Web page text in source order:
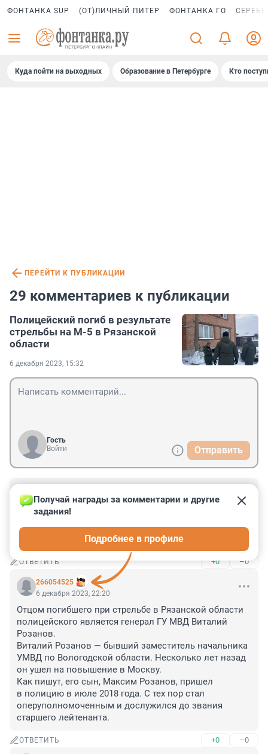
ФОНТАНКА SUP (ОТ)ЛИЧНЫЙ ПИТЕР ФОНТАНКА ГО
Куда пойти на выходных Образование в Петербурге Кто
ПЕРЕЙТИ К ПУБЛИКАЦИИ
29 комментариев к публикации
Полицейский погиб в результате
стрельбы на М-5 в Рязанской
области
6 декабря 2023, 15:32
Гость
Войти
Отправить
6 декабря 2023, 22:59
"ЧП". "Инцидент". Одного человека убил, женщине
повезло. Хоть за словами следите, Фонтанка. Это не
ЧП, это преднамеренное убийство.
ОТВЕТИТЬ +0 –0
266054525
Получай награды за комментарии и другие
задания!
Подробнее в профиле
6 декабря 2023, 22:20
Отцом погибшего при стрельбе в Рязанской области
полицейского является генерал ГУ МВД Виталий
Розанов.
Виталий Розанов — бывший заместитель начальника
УМВД по Вологодской области. Несколько лет назад
он ушел на повышение в Москву.
Как пишут, его сын, Максим Розанов, пришел
в полицию в июле 2018 года. С тех пор стал
оперуполномоченным и дослужился до звания
старшего лейтенанта.
ОТВЕТИТЬ +0 –0